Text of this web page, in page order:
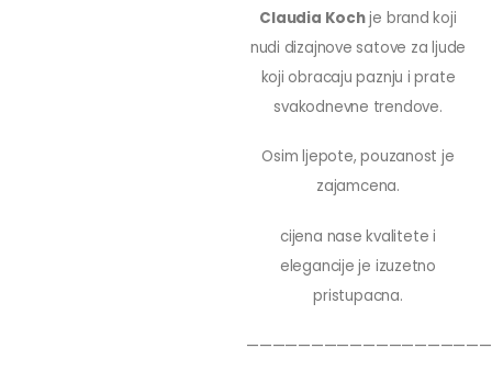
Claudia Kochje brand koji
nudi dizajnove satove za ljude
koji obracaju paznju i prate
svakodnevne trendove.
Osim ljepote, pouzanost je
zajamcena.
cijena nase kvalitete i
elegancije je izuzetno
pristupacna.